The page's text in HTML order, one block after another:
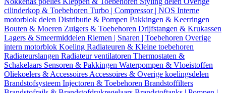
cilinderkop & Toebehoren Turbo | Compressor | NOS Interne
motorblok delen Distributie & Pompen Pakkingen & Keerringen
Bouten & Moeren Zuigers & Toebehoren Drijfstangen & Krukassen
Lagers & Smeermiddelen Riemen | Snaren | Toebehoren Overige
intern motorblok Koeling Radiateuren & Kleine toebehoren
Radiateurslangen Radiateur ventilatoren Thermostaten &
Schakelaars Sensoren & Pakkingen Waterpompen & Vloeistoffen
Oliekoelers & Accessoires Accessoires & Overige koelingsdelen
Brandstofsysteem Injectoren & Toebehoren Brandstoffilters